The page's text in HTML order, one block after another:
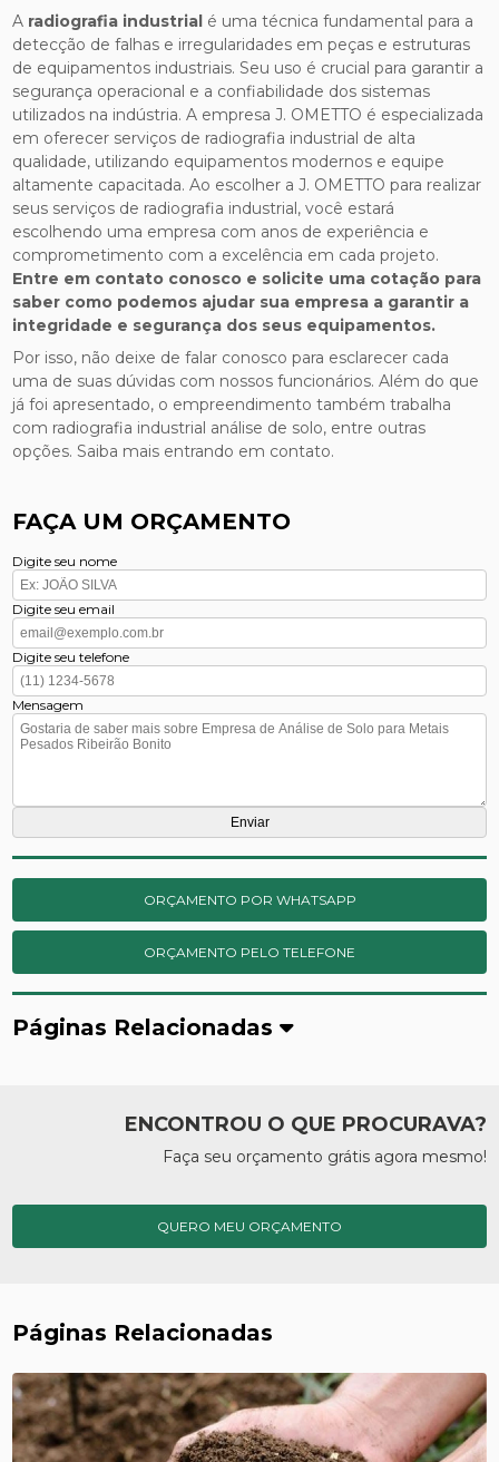
A radiografia industrial é uma técnica fundamental para a
detecção de falhas e irregularidades em peças e estruturas
de equipamentos industriais. Seu uso é crucial para garantir a
segurança operacional e a confiabilidade dos sistemas
utilizados na indústria. A empresa J. OMETTO é especializada
em oferecer serviços de radiografia industrial de alta
qualidade, utilizando equipamentos modernos e equipe
altamente capacitada. Ao escolher a J. OMETTO para realizar
seus serviços de radiografia industrial, você estará
escolhendo uma empresa com anos de experiência e
comprometimento com a excelência em cada projeto.
Entre em contato conosco e solicite uma cotação para
saber como podemos ajudar sua empresa a garantir a
integridade e segurança dos seus equipamentos.
Por isso, não deixe de falar conosco para esclarecer cada
uma de suas dúvidas com nossos funcionários. Além do que
já foi apresentado, o empreendimento também trabalha
com radiografia industrial análise de solo, entre outras
opções. Saiba mais entrando em contato.
FAÇA UM ORÇAMENTO
Digite seu nome
Digite seu email
Digite seu telefone
Mensagem
ORÇAMENTO POR WHATSAPP
ORÇAMENTO PELO TELEFONE
Páginas Relacionadas
ENCONTROU O QUE PROCURAVA?
Faça seu orçamento grátis agora mesmo!
QUERO MEU ORÇAMENTO
Páginas Relacionadas